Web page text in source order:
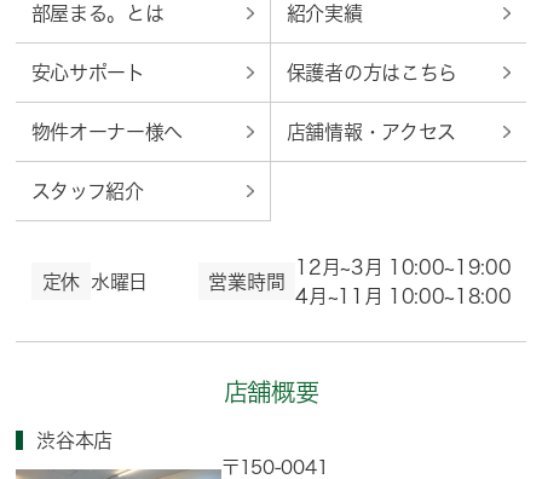
部屋まる。とは 紹介実績
安心サポート 保護者の方はこちら
物件オーナー様へ 店舗情報・アクセス
スタッフ紹介
定休 水曜日 営業時間
12月~3月 10:00~19:00
4月~11月 10:00~18:00
店舗概要
渋谷本店
〒150-0041